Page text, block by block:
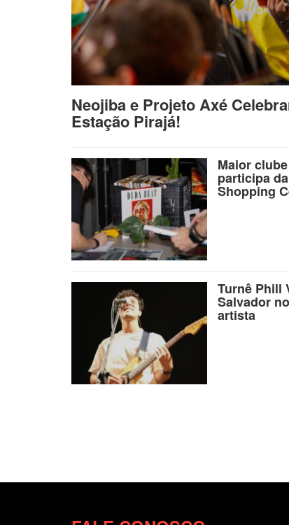
Neojiba e Projeto Axé
Estação Pirajá!
Maior
participa
Shopping
Turnê Phill
Salvador
artista